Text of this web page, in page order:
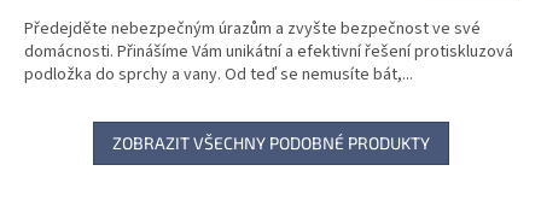
Předejděte nebezpečným úrazům a zvyšte bezpečnost ve své
domácnosti. Přinášíme Vám unikátní a efektivní řešení protiskluzová
podložka do sprchy a vany. Od teď se nemusíte bát,...
ZOBRAZIT VŠECHNY PODOBNÉ PRODUKTY